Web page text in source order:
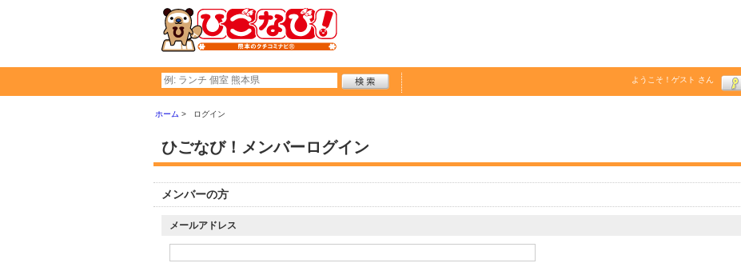
ようこそ！ ゲスト さん
ホーム ログイン
ひごなび！メンバーログイン
メンバーの方
メールアドレス